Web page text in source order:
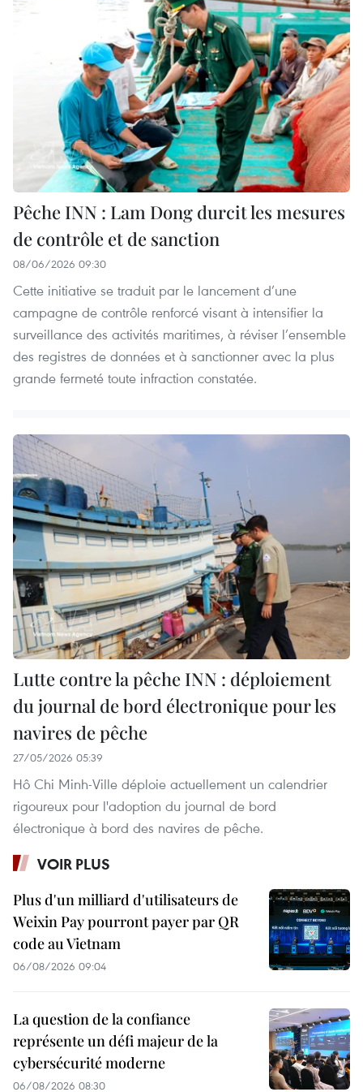
Pêche INN : Lam Dong durcit les mesures
de contrôle et de sanction
08/06/2026 09:30
Cette initiative se traduit par le lancement d’une
campagne de contrôle renforcé visant à intensifier la
surveillance des activités maritimes, à réviser l’ensemble
des registres de données et à sanctionner avec la plus
grande fermeté toute infraction constatée.
Lutte contre la pêche INN : déploiement
du journal de bord électronique pour les
navires de pêche
27/05/2026 05:39
Hô Chi Minh-Ville déploie actuellement un calendrier
rigoureux pour l'adoption du journal de bord
électronique à bord des navires de pêche.
VOIR PLUS
Plus d'un milliard d'utilisateurs de
Weixin Pay pourront payer par QR
code au Vietnam
06/08/2026 09:04
La question de la confiance
représente un défi majeur de la
cybersécurité moderne
06/08/2026 08:30